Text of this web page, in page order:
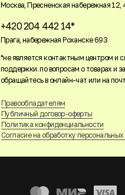
Москва, Пресненская набережная 12,
+420 204 442 14*
Прага, набережная Роханске 693
Правообладателям
Публичный договор-оферты
Политика конфиденциальности
Согласие на обработку
*не является контактным центром и
поддержки. по вопросам о товарах и
обращайтесь в онлайн-чат или на